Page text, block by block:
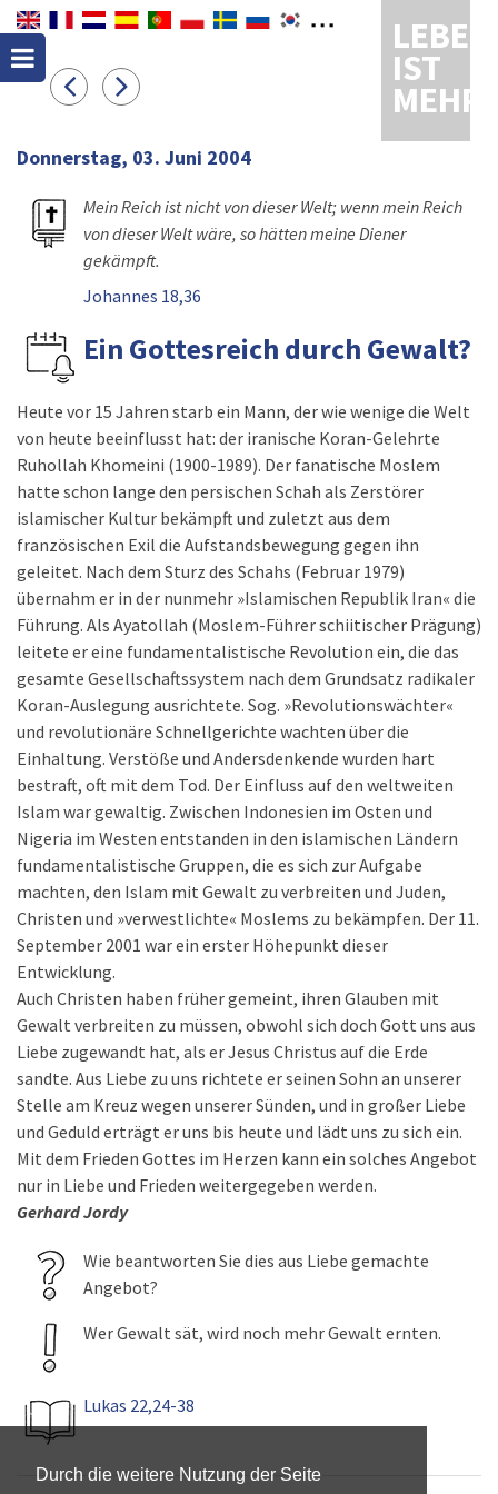
Durch die weitere Nutzung der Seite
LEBEN
IST
MEHR
Donnerstag, 03. Juni 2004
Mein Reich ist nicht von dieser Welt; wenn mein Reich
von dieser Welt wäre, so hätten meine Diener
gekämpft.
Johannes 18,36
Ein Gottesreich durch Gewalt?
Heute vor 15 Jahren starb ein Mann, der wie wenige die Welt
von heute beeinflusst hat: der iranische Koran-Gelehrte
Ruhollah Khomeini (1900-1989). Der fanatische Moslem
hatte schon lange den persischen Schah als Zerstörer
islamischer Kultur bekämpft und zuletzt aus dem
französischen Exil die Aufstandsbewegung gegen ihn
geleitet. Nach dem Sturz des Schahs (Februar 1979)
übernahm er in der nunmehr »Islamischen Republik Iran« die
Führung. Als Ayatollah (Moslem-Führer schiitischer Prägung)
leitete er eine fundamentalistische Revolution ein, die das
gesamte Gesellschaftssystem nach dem Grundsatz radikaler
Koran-Auslegung ausrichtete. Sog. »Revolutionswächter«
und revolutionäre Schnellgerichte wachten über die
Einhaltung. Verstöße und Andersdenkende wurden hart
bestraft, oft mit dem Tod. Der Einfluss auf den weltweiten
Islam war gewaltig. Zwischen Indonesien im Osten und
Nigeria im Westen entstanden in den islamischen Ländern
fundamentalistische Gruppen, die es sich zur Aufgabe
machten, den Islam mit Gewalt zu verbreiten und Juden,
Christen und »verwestlichte« Moslems zu bekämpfen. Der 11.
September 2001 war ein erster Höhepunkt dieser
Entwicklung.
Auch Christen haben früher gemeint, ihren Glauben mit
Gewalt verbreiten zu müssen, obwohl sich doch Gott uns aus
Liebe zugewandt hat, als er Jesus Christus auf die Erde
sandte. Aus Liebe zu uns richtete er seinen Sohn an unserer
Stelle am Kreuz wegen unserer Sünden, und in großer Liebe
und Geduld erträgt er uns bis heute und lädt uns zu sich ein.
Mit dem Frieden Gottes im Herzen kann ein solches Angebot
nur in Liebe und Frieden weitergegeben werden.
Gerhard Jordy
Wie beantworten Sie dies aus Liebe gemachte
Angebot?
Wer Gewalt sät, wird noch mehr Gewalt ernten.
Lukas 22,24-38